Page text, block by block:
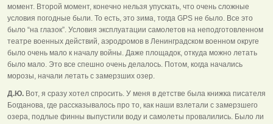
момент. Второй момент, конечно нельзя упускать, что очень сложные
условия погодные были. То есть, это зима, тогда GPS не было. Все это
было “на глазок”. Условия эксплуатации самолетов на неподготовленном
театре военных действий, аэродромов в Ленинградском военном округе
было очень мало к началу войны. Даже площадок, откуда можно летать
было мало. Это все спешно очень делалось. Потом, когда начались
морозы, начали летать с замерзших озер.
Д.Ю. Вот, я сразу хотел спросить. У меня в детстве была книжка писателя
Богданова, где рассказывалось про то, как наши взлетали с замерзшего
озера, подлые финны выпустили воду и самолеты провалились. Было ли